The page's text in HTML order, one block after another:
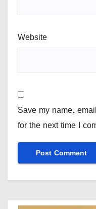
Website
Save my name,
for the next time I